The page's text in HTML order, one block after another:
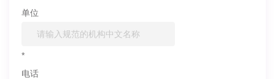
单位
*
电话